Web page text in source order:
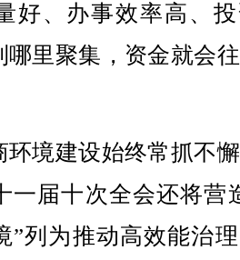
好、办事效率高、
哪里聚集，资金就会
境建设始终常抓不
一届十次全会还将营
”列为推动高效能治